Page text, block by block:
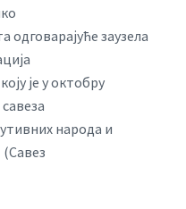
одговарајуће заузела
је у октобру
народа и